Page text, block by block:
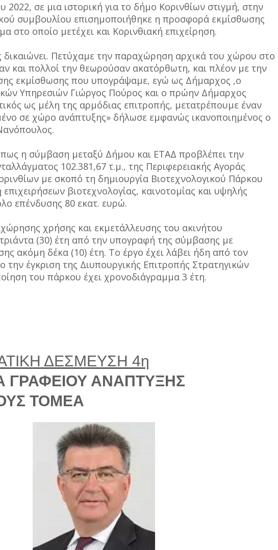
2022, σε μια ιστορική για το δήμο Κορινθίων στιγμή, στην
συμβουλίου επισημοποιήθηκε η προσφορά εκμίσθωσης
στο οποίο μετέχει και Κορινθιακή επιχείρηση.
Πετύχαμε την παραχώρηση αρχικά του χώρου στο
και πολλοί την θεωρούσαν ακατόρθωτη, και πλέον με την
εκμίσθωσης που υπογράψαμε, εγώ ως Δήμαρχος ,ο
Υπηρεσιών Γιώργος Πούρος και ο πρώην Δήμαρχος
ως μέλη της αρμόδιας επιτροπής, μετατρέπουμε έναν
σε χώρο ανάπτυξης» δήλωσε εμφανώς ικανοποιημένος ο
η σύμβαση μεταξύ Δήμου και ΕΤΑΔ προβλέπει την
102.381,67 τ.μ., της Περιφερειακής Αγοράς
με σκοπό τη δημιουργία Βιοτεχνολογικού Πάρκου
βιοτεχνολογίας, καινοτομίας και υψηλής
επένδυσης 80 εκατ. ευρώ.
χρήσης και εκμετάλλευσης του ακινήτου
(30) έτη από την υπογραφή της σύμβασης με
ακόμη δέκα (10) έτη. Το έργο έχει λάβει ήδη από τον
έγκριση της Διυπουργικής Επιτροπής Στρατηγικών
του πάρκου έχει χρονοδιάγραμμα 3 έτη.
ΔΕΣΜΕΥΣΗ 4η
ΓΡΑΦΕΙΟΥ ΑΝΑΠΤΥΞΗΣ
ΤΟΜΕΑ